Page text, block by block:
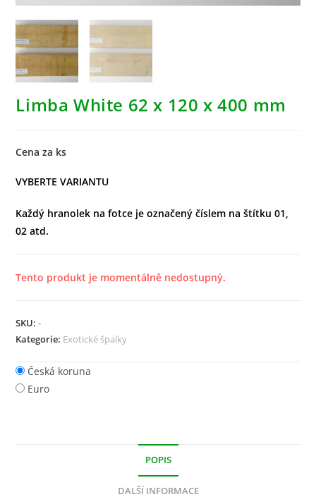
Limba White 62 x 120 x 400 mm
Cena za ks
VYBERTE VARIANTU
Každý hranolek na fotce je označený číslem na štítku 01,
02 atd.
Tento produkt je momentálně nedostupný.
SKU:-
Kategorie: Exotické špalky
Česká koruna
Euro
POPIS
DALŠÍ INFORMACE